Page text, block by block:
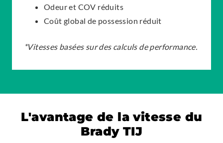
Odeur et COV réduits
Coût global de possession réduit
*Vitesses basées sur des calculs de performance.
L'avantage de la vitesse du
Brady TIJ